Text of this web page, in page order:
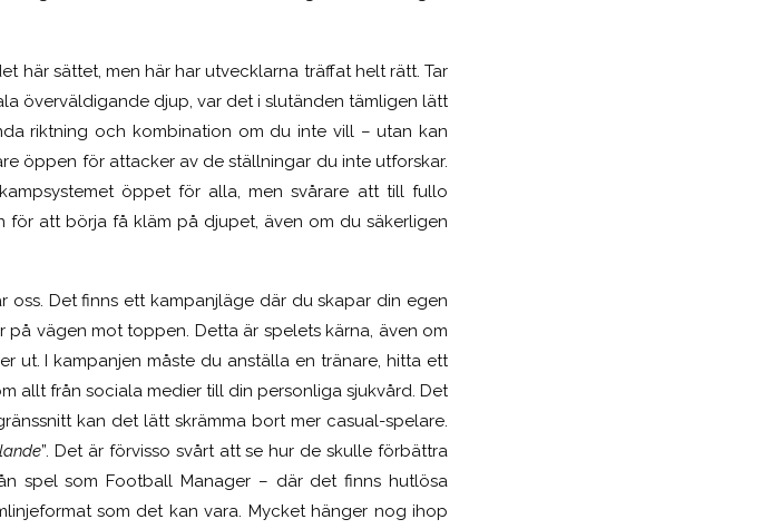
här sättet, men här har utvecklarna träffat helt rätt. Tar
överväldigande djup, var det i slutänden tämligen lätt
riktning och kombination om du inte vill – utan kan
öppen för attacker av de ställningar du inte utforskar.
öppet för alla, men svårare att till fullo
att börja få kläm på djupet, även om du säkerligen
Det finns ett kampanjläge där du skapar din egen
vägen mot toppen. Detta är spelets kärna, även om
ut. I kampanjen måste du anställa en tränare, hitta ett
allt från sociala medier till din personliga sjukvård. Det
kan det lätt skrämma bort mer casual-spelare.
”. Det är förvisso svårt att se hur de skulle förbättra
spel som Football Manager – där det finns hutlösa
som det kan vara. Mycket hänger nog ihop